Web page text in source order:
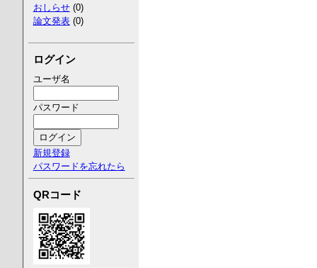
おしらせ(0)
論文発表(0)
ログイン
ユーザ名
パスワード
新規登録
パスワードを忘れたら
QRコード